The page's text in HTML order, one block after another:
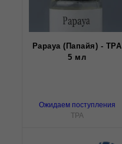
Papaya (Папайя) - TPA
5 мл
Ожидаем поступления
TPA